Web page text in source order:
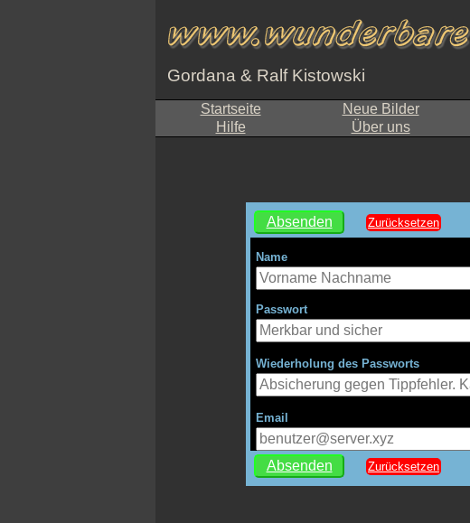
Gordana & Ralf Kistowski
Startseite Neue Bilder
Hilfe
Über uns
Name
Passwort
Wiederholung des Passworts
Email